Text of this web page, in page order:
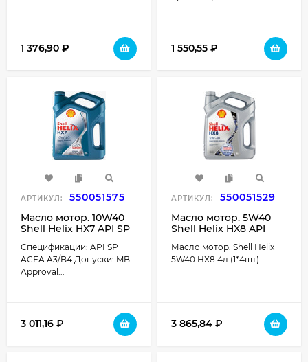
1 376,90 ₽ 1 550,55 ₽
АРТИКУЛ:
550051575
Масло мотор. 10W40
Shell Helix HX7 API SP
л.) 1*4 шт. (синяя)
Спецификации: API SP
ACEA A3/B4 Допуски: MB-
Approval...
3 011,16 ₽
АРТИКУЛ:
550051529
Масло мотор. 5W40
Shell Helix HX8 API
пластик (4 л.) 1*4 шт.
Масло мотор. Shell Helix
5W40 HX8 4л (1*4шт)
3 865,84 ₽